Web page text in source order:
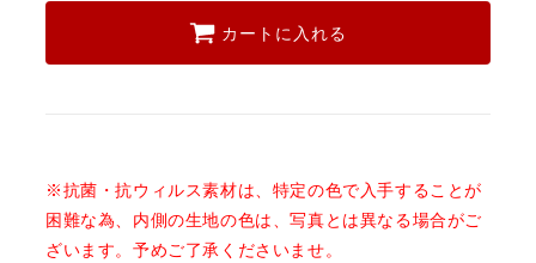
カートに入れる
※抗菌・抗ウィルス素材は、特定の色で入手することが
困難な為、 内側の生地の色は、写真とは異なる場合がご
ざいます。予めご了承くださいませ。